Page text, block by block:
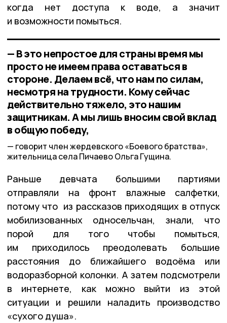
когда нет доступа к воде, а значит
и возможности помыться.
— В это непростое для страны время мы
просто не имеем права оставаться в
стороне. Делаем всё, что нам по силам,
несмотря на трудности. Кому сейчас
действительно тяжело, это нашим
защитникам. А мы лишь вносим свой вклад
в общую победу,
говорит член жердевского «Боевого братства»,
жительница села Пичаево Ольга Гущина.
Раньше девчата большими партиями
отправляли на фронт влажные салфетки,
потому что из рассказов приходящих в отпуск
мобилизованных односельчан, знали, что
порой для того чтобы помыться,
им приходилось преодолевать большие
расстояния до ближайшего водоёма или
водоразборной колонки. А затем подсмотрели
в интернете, как можно выйти из этой
ситуации и решили наладить производство
«сухого душа».